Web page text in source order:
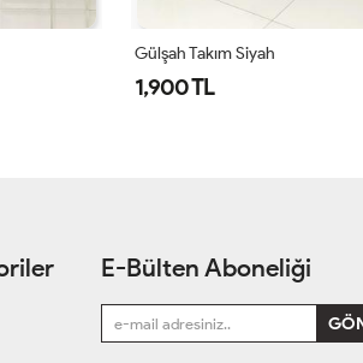
Simge Takım Acı Kahve
1,550 TL
E-Bülten Aboneliği